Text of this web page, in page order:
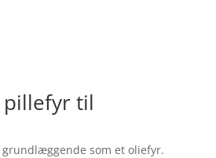
pillefyr til
som et oliefyr.